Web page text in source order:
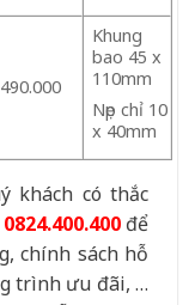
Khung
bao 45 x
110mm
Nẹp chỉ 10
x 40mm
khách có thắc
0824.400.400 để
chính sách hỗ
trình ưu đãi, …